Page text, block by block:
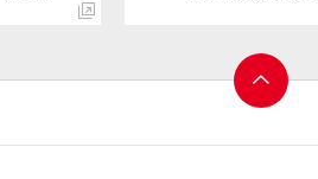
トップ